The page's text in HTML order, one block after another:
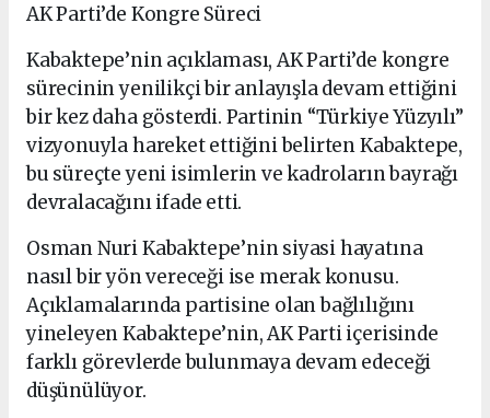
AK Parti’de Kongre Süreci
Kabaktepe’nin açıklaması, AK Parti’de kongre
sürecinin yenilikçi bir anlayışla devam ettiğini
bir kez daha gösterdi. Partinin “Türkiye Yüzyılı”
vizyonuyla hareket ettiğini belirten Kabaktepe,
bu süreçte yeni isimlerin ve kadroların bayrağı
devralacağını ifade etti.
Osman Nuri Kabaktepe’nin siyasi hayatına
nasıl bir yön vereceği ise merak konusu.
Açıklamalarında partisine olan bağlılığını
yineleyen Kabaktepe’nin, AK Parti içerisinde
farklı görevlerde bulunmaya devam edeceği
düşünülüyor.